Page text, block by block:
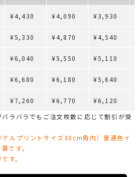
¥4,430 ¥4,090 ¥3,930
¥5,330 ¥4,870 ¥4,540
¥6,040 ¥5,550 ¥5,110
¥6,680 ¥6,180 ¥5,640
¥7,260 ¥6,770 ¥6,120
ラバラでもご注文枚数に応じて割引が受
ルプリントサイズ30cm角内）普通色イ
です。
す。